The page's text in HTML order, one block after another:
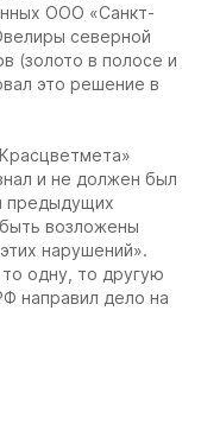
ООО «Санкт-
северной
(золото в полосе и
это решение в
и не должен был
предыдущих
возложены
нарушений».
одну, то другую
направил дело на